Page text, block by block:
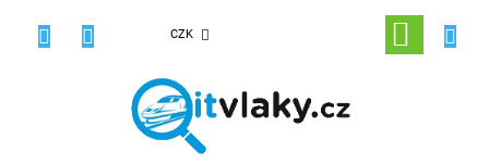
CZK
NÁKUPNÍ
KOŠÍK